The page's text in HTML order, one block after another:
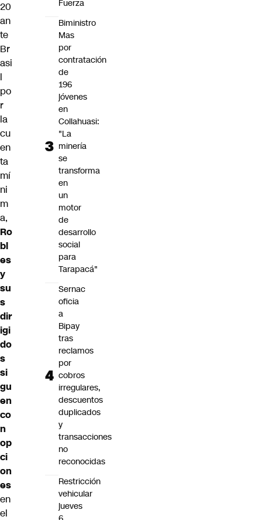
20
an
te
Br
asi
l
po
r
la
cu
en
ta
mí
ni
m
a,
Ro
bl
es
y
su
s
dir
igi
do
s
si
gu
en
co
n
op
ci
on
es
en
el
Fuerza
Biministro
Mas
por
contratación
de
196
jóvenes
en
Collahuasi:
"La
minería
se
transforma
en
un
motor
de
desarrollo
social
para
Tarapacá"
Sernac
oficia
a
Bipay
tras
reclamos
por
cobros
irregulares,
descuentos
duplicados
y
transacciones
no
reconocidas
Restricción
vehicular
jueves